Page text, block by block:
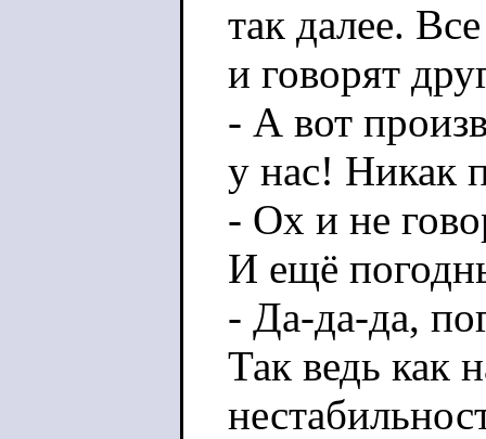
так далее.
и говорят
- А вот
у нас! Никак
- Ох и не
И ещё
- Да-да-да,
Так ведь как